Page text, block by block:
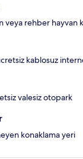
veya rehber
kablosuz
valesiz otopark
konaklama yeri